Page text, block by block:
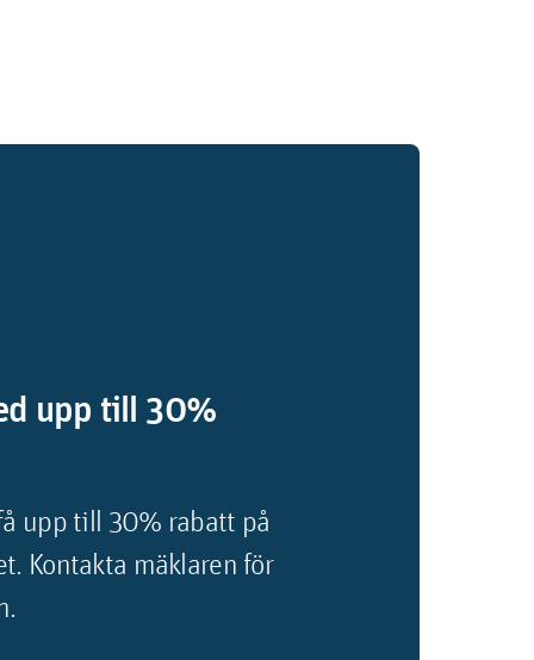
upp till 30%
upp till 30% rabatt på
Kontakta mäklaren för